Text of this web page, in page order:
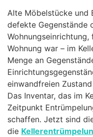
Alte Möbelstücke und
defekte Gegenstände
Wohnung war – im
Menge an
einwandfreien
Das Inventar, das im
Zeitpunkt
schaffen. Jetzt sind
die